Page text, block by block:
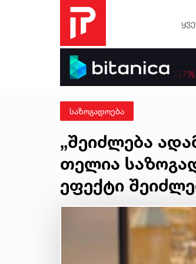
საზოგადოება
„შეიძლება
თელია
ეფექტი